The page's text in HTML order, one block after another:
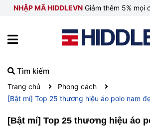
NHẬP MÃ HIDDLEVN Giảm thêm 5% mọi
Tìm kiếm
Trang chủ
Phong cách
[Bật mí] Top 25 thương hiệu áo polo nam
[Bật mí] Top 25 thương hiệu áo